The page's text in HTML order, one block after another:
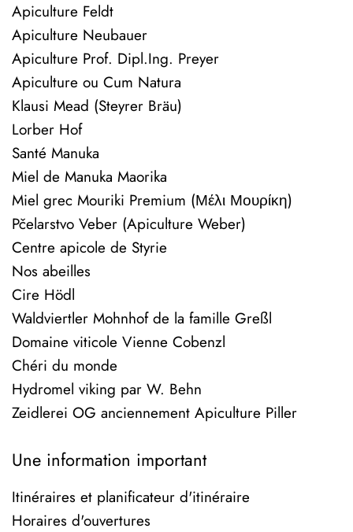
Apiculture Feldt
Apiculture Neubauer
Apiculture Prof. Dipl.Ing. Preyer
Apiculture ou Cum Natura
Klausi Mead (Steyrer Bräu)
Lorber Hof
Santé Manuka
Miel de Manuka Maorika
Miel grec Mouriki Premium (Μέλι Μουρίκη)
Pčelarstvo Veber (Apiculture Weber)
Centre apicole de Styrie
Nos abeilles
Cire Hödl
Waldviertler Mohnhof de la famille Greßl
Domaine viticole Vienne Cobenzl
Chéri du monde
Hydromel viking par W. Behn
Zeidlerei OG anciennement Apiculture Piller
Une information important
Itinéraires et planificateur d'itinéraire
Horaires d'ouvertures